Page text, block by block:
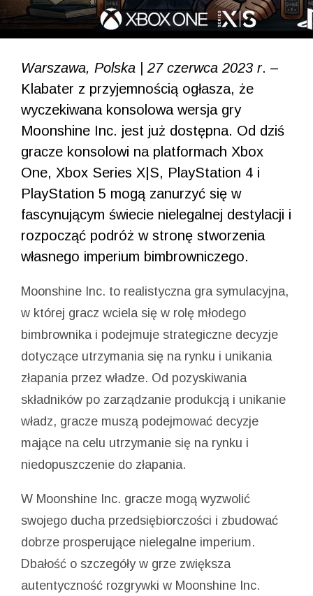
Warszawa, Polska | 27 czerwca 2023 r. –
Klabater z przyjemnością ogłasza, że
wyczekiwana konsolowa wersja gry
Moonshine Inc. jest już dostępna. Od dziś
gracze konsolowi na platformach Xbox
One, Xbox Series X|S, PlayStation 4 i
PlayStation 5 mogą zanurzyć się w
fascynującym świecie nielegalnej destylacji i
rozpocząć podróż w stronę stworzenia
własnego imperium bimbrowniczego.
Moonshine Inc. to realistyczna gra symulacyjna,
w której gracz wciela się w rolę młodego
bimbrownika i podejmuje strategiczne decyzje
dotyczące utrzymania się na rynku i unikania
złapania przez władze. Od pozyskiwania
składników po zarządzanie produkcją i unikanie
władz, gracze muszą podejmować decyzje
mające na celu utrzymanie się na rynku i
niedopuszczenie do złapania.
W Moonshine Inc. gracze mogą wyzwolić
swojego ducha przedsiębiorczości i zbudować
dobrze prosperujące nielegalne imperium.
Dbałość o szczegóły w grze zwiększa
autentyczność rozgrywki w Moonshine Inc.